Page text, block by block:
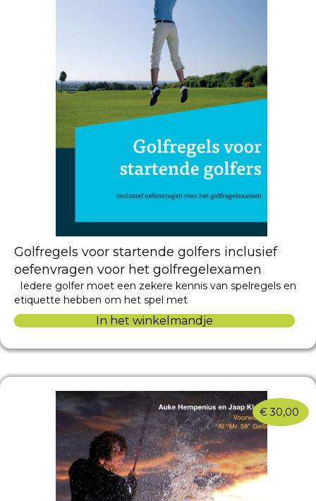
Golfregels voor startende golfers inclusief
oefenvragen voor het golfregelexamen
Iedere golfer moet een zekere kennis van spelregels en
etiquette hebben om het spel met
In het winkelmandje
€ 30,00